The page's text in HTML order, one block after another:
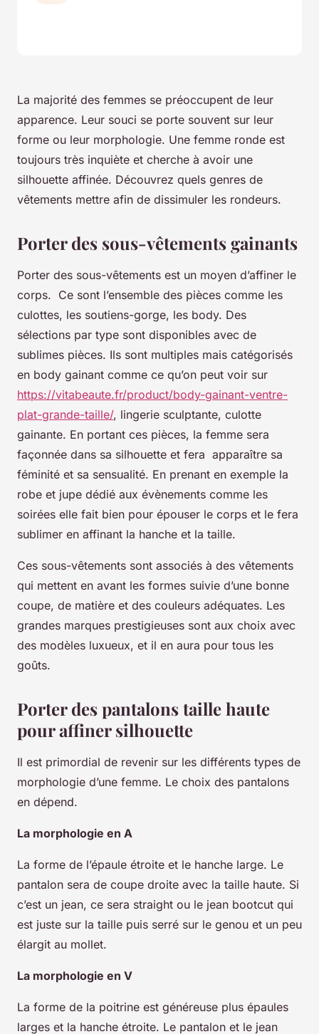
La majorité des femmes se préoccupent de leur
apparence. Leur souci se porte souvent sur leur
forme ou leur morphologie. Une femme ronde est
toujours très inquiète et cherche à avoir une
silhouette affinée. Découvrez quels genres de
vêtements mettre afin de dissimuler les rondeurs.
Porter des sous-vêtements gainants
Porter des sous-vêtements est un moyen d’affiner le
corps. Ce sont l’ensemble des pièces comme les
culottes, les soutiens-gorge, les body. Des
sélections par type sont disponibles avec de
sublimes pièces. Ils sont multiples mais catégorisés
en body gainant comme ce qu’on peut voir sur
https://vitabeaute.fr/product/body-gainant-ventre-
plat-grande-taille/, lingerie sculptante, culotte
gainante. En portant ces pièces, la femme sera
façonnée dans sa silhouette et fera apparaître sa
féminité et sa sensualité. En prenant en exemple la
robe et jupe dédié aux évènements comme les
soirées elle fait bien pour épouser le corps et le fera
sublimer en affinant la hanche et la taille.
Ces sous-vêtements sont associés à des vêtements
qui mettent en avant les formes suivie d’une bonne
coupe, de matière et des couleurs adéquates. Les
grandes marques prestigieuses sont aux choix avec
des modèles luxueux, et il en aura pour tous les
goûts.
Porter des pantalons taille haute
pour affiner silhouette
Il est primordial de revenir sur les différents types de
morphologie d’une femme. Le choix des pantalons
en dépend.
La morphologie en A
La forme de l’épaule étroite et le hanche large. Le
pantalon sera de coupe droite avec la taille haute. Si
c’est un jean, ce sera straight ou le jean bootcut qui
est juste sur la taille puis serré sur le genou et un peu
élargit au mollet.
La morphologie en V
La forme de la poitrine est généreuse plus épaules
larges et la hanche étroite. Le pantalon et le jean